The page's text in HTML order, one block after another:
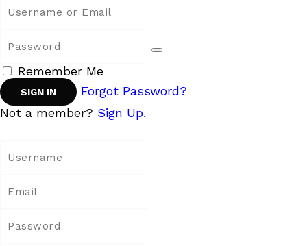
Remember Me
Forgot Password?
Not a member? Sign Up.